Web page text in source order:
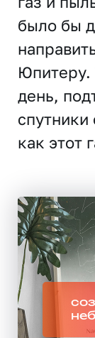
было бы
Юпитеру.
день,
спутники
как этот